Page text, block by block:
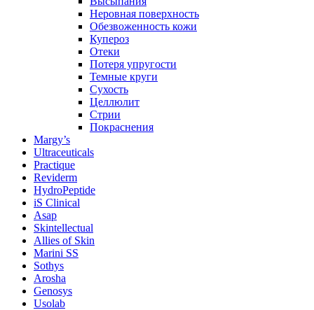
Неровная поверхность
Обезвоженность кожи
Купероз
Отеки
Потеря упругости
Темные круги
Сухость
Целлюлит
Стрии
Покраснения
Margy’s
Ultraceuticals
Practique
Reviderm
HydroPeptide
iS Clinical
Asap
Skintellectual
Allies of Skin
Marini SS
Sothys
Arosha
Genosys
Usolab